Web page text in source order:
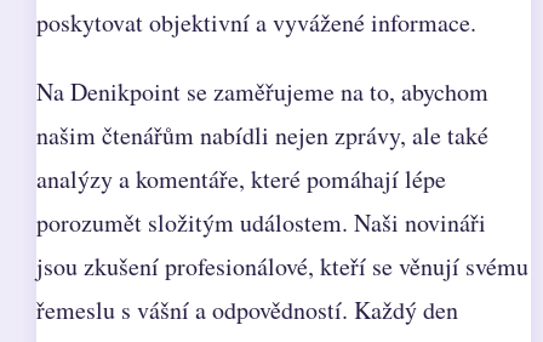
poskytovat objektivní a vyvážené informace.
Na Denikpoint se zaměřujeme na to, abychom
našim čtenářům nabídli nejen zprávy, ale také
analýzy a komentáře, které pomáhají lépe
porozumět složitým událostem. Naši novináři
jsou zkušení profesionálové, kteří se věnují svému
řemeslu s vášní a odpovědností. Každý den